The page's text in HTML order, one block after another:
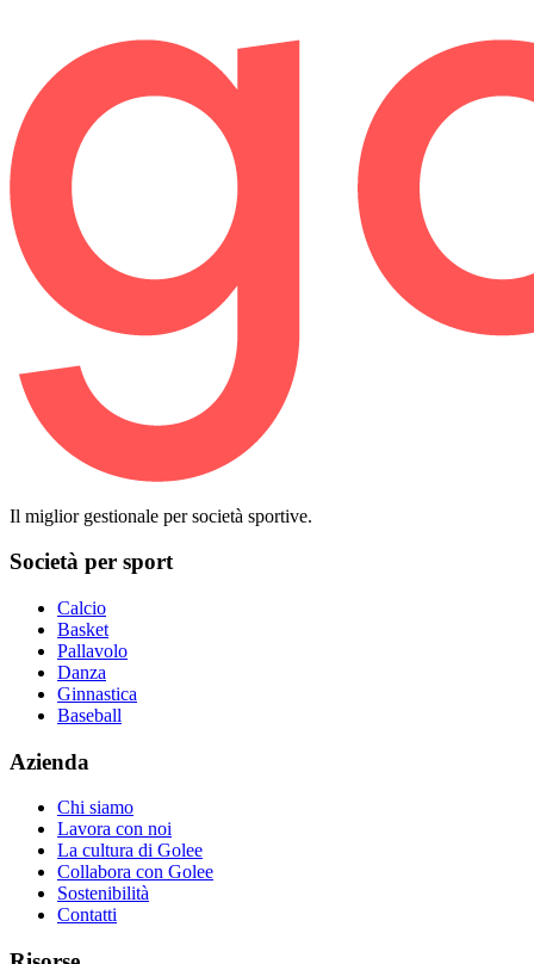
Il miglior gestionale per società sportive.
Società per sport
Calcio
Basket
Pallavolo
Danza
Ginnastica
Baseball
Azienda
Chi siamo
Lavora con noi
La cultura di Golee
Collabora con Golee
Sostenibilità
Contatti